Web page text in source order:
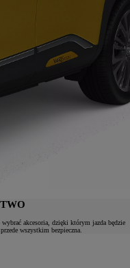
akcesoria, dzięki którym jazda będzie
wszystkim bezpieczna.